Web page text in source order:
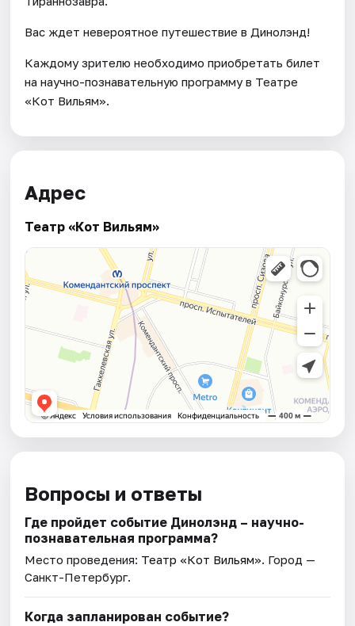
Вас ждет невероятное путешествие в Динолэнд!
Каждому зрителю необходимо приобретать билет
на научно-познавательную программу в Театре
«Кот Вильям».
Адрес
Театр «Кот Вильям»
Вопросы и ответы
Где пройдет событие Динолэнд – научно-
познавательная программа?
Место проведения: Театр «Кот Вильям». Город —
Санкт-Петербург.
Когда запланирован событие?